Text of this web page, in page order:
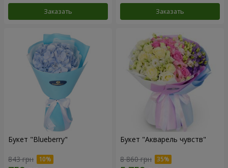
Заказать Заказать
Букет "Blueberry"
843 грн
Букет "Акварель чувств"
8 860 грн